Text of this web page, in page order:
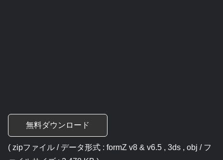
無料ダウンロード
( zipファイル / データ形式 : formZ v8 & v6.5 , 3ds , obj / フ